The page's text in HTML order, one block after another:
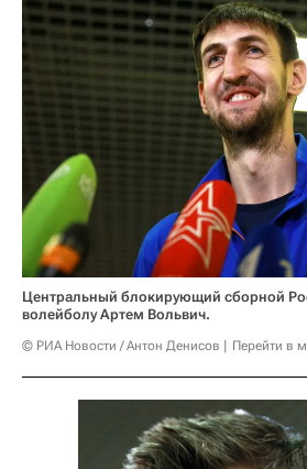
Центральный блокирующий сборной
волейболу Артем Вольвич.
© РИА Новости / Антон Денисов Перейти в